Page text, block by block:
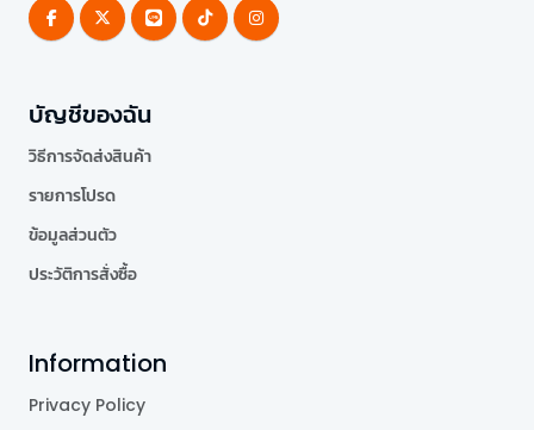
บัญชีของฉัน
วิธีการจัดส่งสินค้า
รายการโปรด
ข้อมูลส่วนตัว
ประวัติการสั่งซื้อ
Information
Privacy Policy